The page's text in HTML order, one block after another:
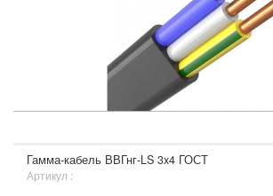
Гамма-кабель ВВГнг-LS 3x4 ГОСТ
Артикул :